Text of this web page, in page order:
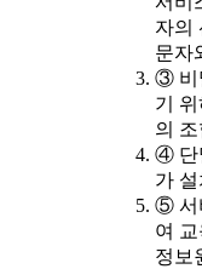
자의
문자
③ 비
기
의
④ 단
가
⑤ 서
여
정보